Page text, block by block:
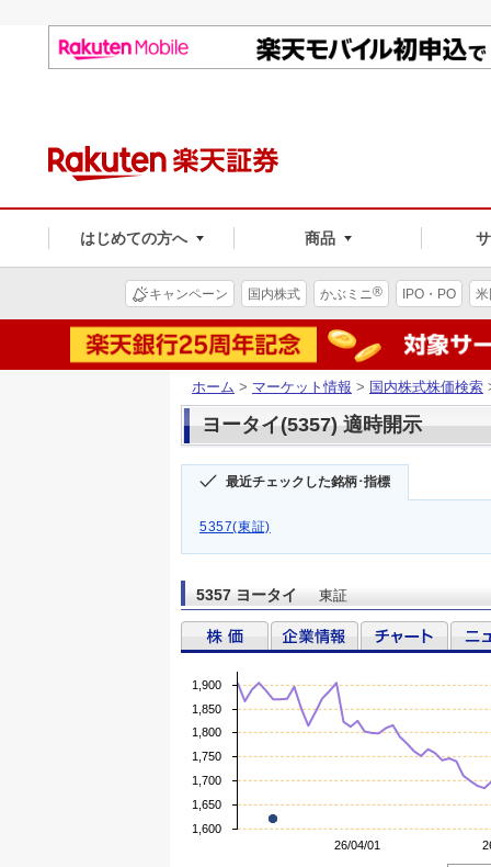
はじめての方へ 商品
キャンペーン 国内株式 かぶミニ® IPO・PO
ホーム > マーケット情報 > 国内株式株価検索
ヨータイ(5357) 適時開示
最近チェックした銘柄･指標
5357(東証)
5357 ヨータイ 東証